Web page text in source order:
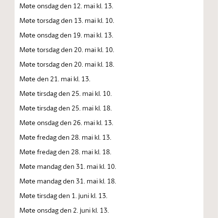
Møte onsdag den 12. mai kl. 13.
Møte torsdag den 13. mai kl. 10.
Møte onsdag den 19. mai kl. 13.
Møte torsdag den 20. mai kl. 10.
Møte torsdag den 20. mai kl. 18.
Møte den 21. mai kl. 13.
Møte tirsdag den 25. mai kl. 10.
Møte tirsdag den 25. mai kl. 18.
Møte onsdag den 26. mai kl. 13.
Møte fredag den 28. mai kl. 13.
Møte fredag den 28. mai kl. 18.
Møte mandag den 31. mai kl. 10.
Møte mandag den 31. mai kl. 18.
Møte tirsdag den 1. juni kl. 13.
Møte onsdag den 2. juni kl. 13.